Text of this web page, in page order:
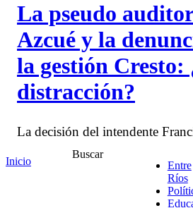
La pseudo
Azcué y la
la gestión Cresto:
distracción?
La decisión del intendente
presentar una denuncia penal
Enrique Cresto, apoyada en una
encargada a la Universidad
estaba cajoneada, despierta
Inicio
Buscar
Entre
Ríos